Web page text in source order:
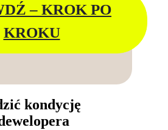
– KROK PO
KROKU
kondycję